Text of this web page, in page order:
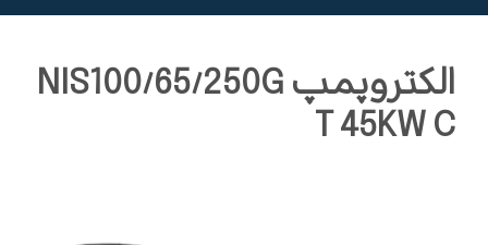
الکتروپمپ NIS100/65/250G
T 45KW C